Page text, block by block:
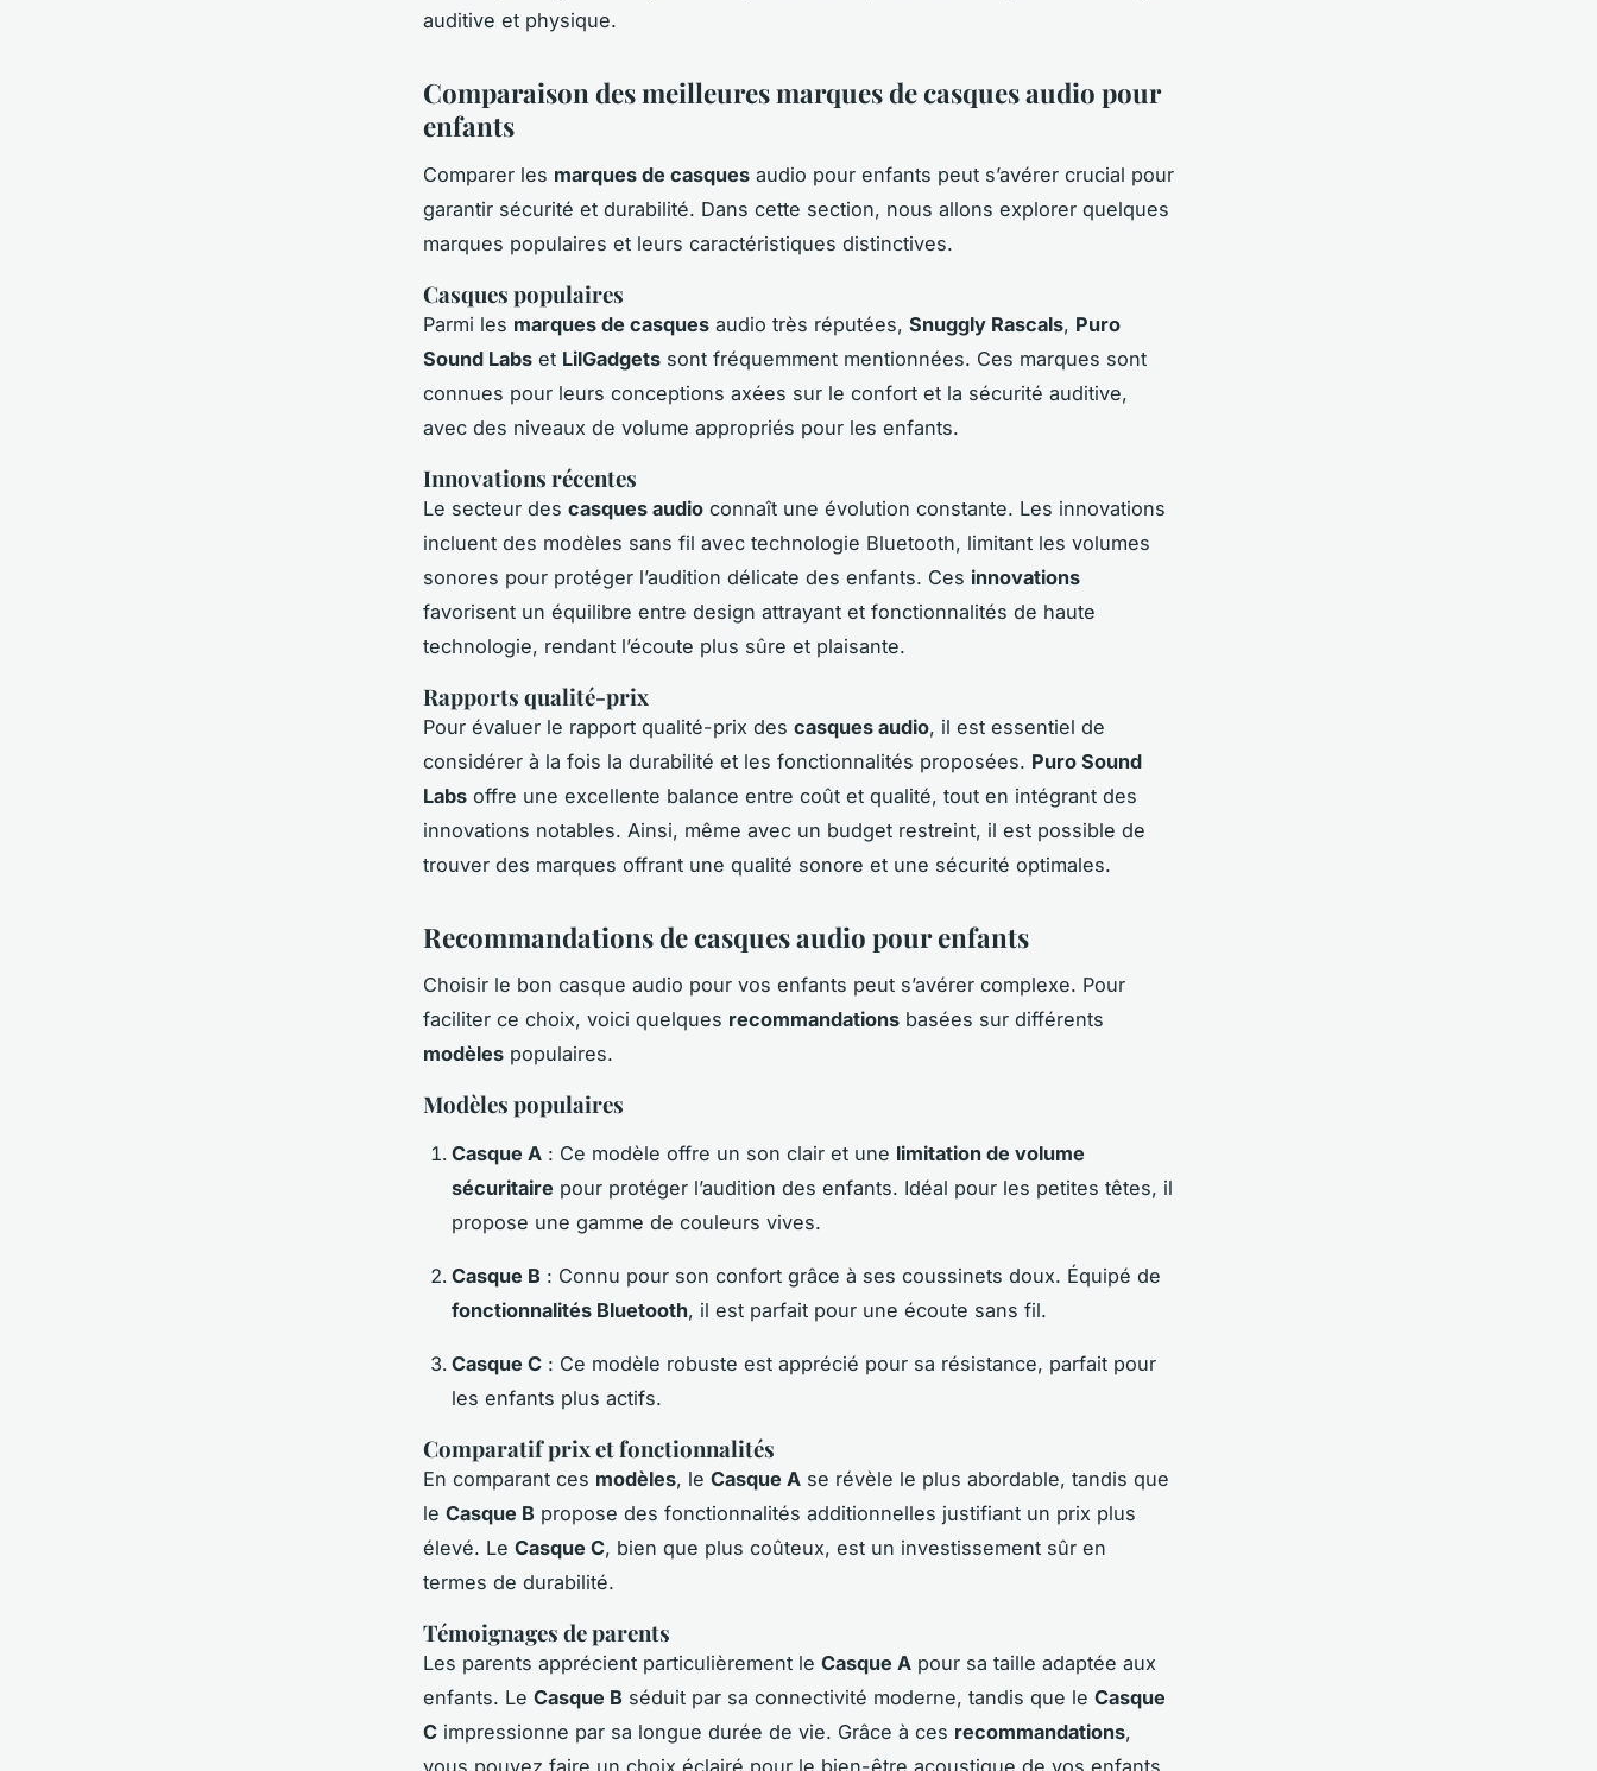
auditive et physique.
Comparaison des meilleures marques de casques audio pour
enfants
Comparer les marques de casques audio pour enfants peut s’avérer crucial pour
garantir sécurité et durabilité. Dans cette section, nous allons explorer quelques
marques populaires et leurs caractéristiques distinctives.
Casques populaires
Parmi les marques de casques audio très réputées, Snuggly Rascals, Puro
Sound Labs et LilGadgets sont fréquemment mentionnées. Ces marques sont
connues pour leurs conceptions axées sur le confort et la sécurité auditive,
avec des niveaux de volume appropriés pour les enfants.
Innovations récentes
Le secteur des casques audio connaît une évolution constante. Les innovations
incluent des modèles sans fil avec technologie Bluetooth, limitant les volumes
sonores pour protéger l’audition délicate des enfants. Ces innovations
favorisent un équilibre entre design attrayant et fonctionnalités de haute
technologie, rendant l’écoute plus sûre et plaisante.
Rapports qualité-prix
Pour évaluer le rapport qualité-prix des casques audio, il est essentiel de
considérer à la fois la durabilité et les fonctionnalités proposées. Puro Sound
Labs offre une excellente balance entre coût et qualité, tout en intégrant des
innovations notables. Ainsi, même avec un budget restreint, il est possible de
trouver des marques offrant une qualité sonore et une sécurité optimales.
Recommandations de casques audio pour enfants
Choisir le bon casque audio pour vos enfants peut s’avérer complexe. Pour
faciliter ce choix, voici quelques recommandations basées sur différents
modèles populaires.
Modèles populaires
Casque A : Ce modèle offre un son clair et une limitation de volume
sécuritaire pour protéger l’audition des enfants. Idéal pour les petites têtes, il
propose une gamme de couleurs vives.
Casque B : Connu pour son confort grâce à ses coussinets doux. Équipé de
fonctionnalités Bluetooth, il est parfait pour une écoute sans fil.
Casque C : Ce modèle robuste est apprécié pour sa résistance, parfait pour
les enfants plus actifs.
Comparatif prix et fonctionnalités
En comparant ces modèles, le Casque A se révèle le plus abordable, tandis que
le Casque B propose des fonctionnalités additionnelles justifiant un prix plus
élevé. Le Casque C, bien que plus coûteux, est un investissement sûr en
termes de durabilité.
Témoignages de parents
Les parents apprécient particulièrement le Casque A pour sa taille adaptée aux
enfants. Le Casque B séduit par sa connectivité moderne, tandis que le Casque
C impressionne par sa longue durée de vie. Grâce à ces recommandations,